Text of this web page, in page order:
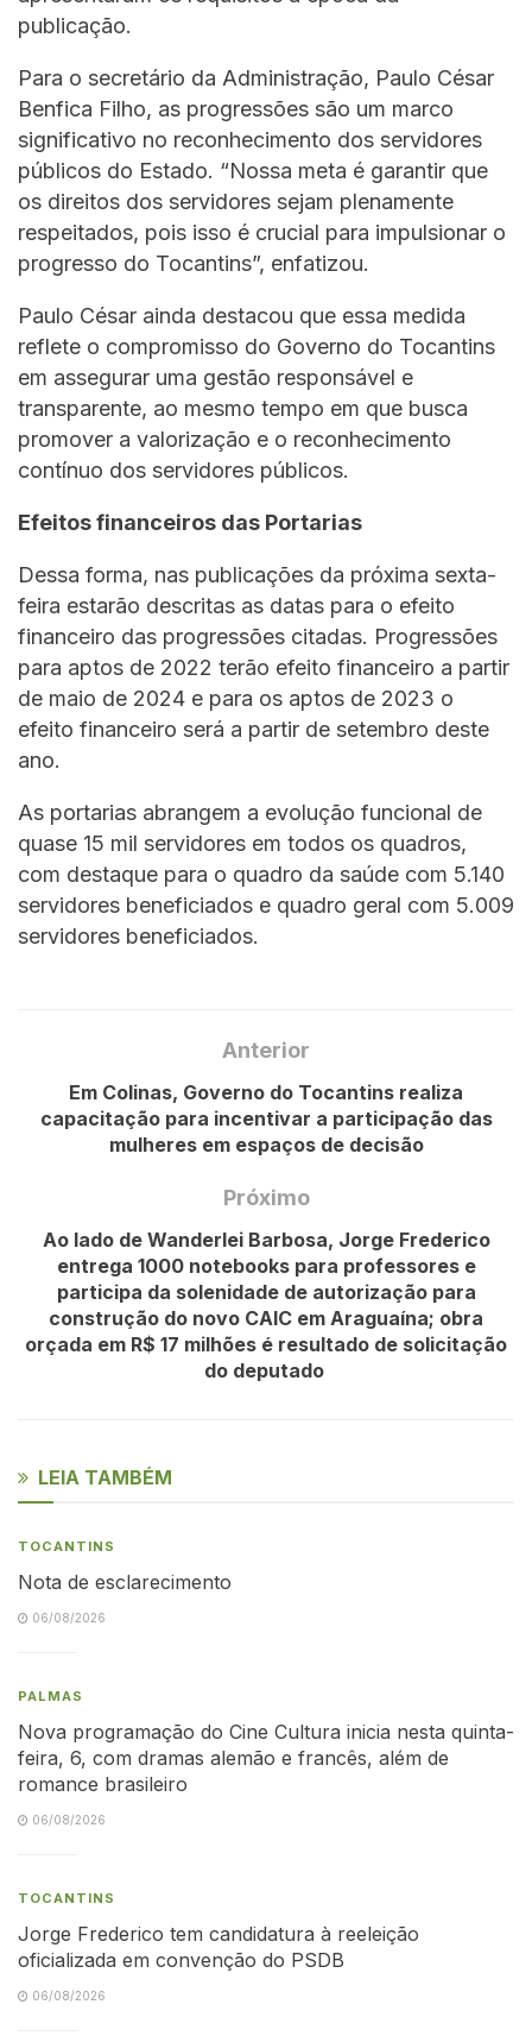
publicação.
Para o secretário da Administração, Paulo César
Benfica Filho, as progressões são um marco
significativo no reconhecimento dos servidores
públicos do Estado. “Nossa meta é garantir que
os direitos dos servidores sejam plenamente
respeitados, pois isso é crucial para impulsionar o
progresso do Tocantins”, enfatizou.
Paulo César ainda destacou que essa medida
reflete o compromisso do Governo do Tocantins
em assegurar uma gestão responsável e
transparente, ao mesmo tempo em que busca
promover a valorização e o reconhecimento
contínuo dos servidores públicos.
Efeitos financeiros das Portarias
Dessa forma, nas publicações da próxima sexta-
feira estarão descritas as datas para o efeito
financeiro das progressões citadas. Progressões
para aptos de 2022 terão efeito financeiro a partir
de maio de 2024 e para os aptos de 2023 o
efeito financeiro será a partir de setembro deste
ano.
As portarias abrangem a evolução funcional de
quase 15 mil servidores em todos os quadros,
com destaque para o quadro da saúde com 5.140
servidores beneficiados e quadro geral com 5.009
servidores beneficiados.
Anterior
Em Colinas, Governo do Tocantins realiza
capacitação para incentivar a participação das
mulheres em espaços de decisão
Próximo
Ao lado de Wanderlei Barbosa, Jorge Frederico
entrega 1000 notebooks para professores e
participa da solenidade de autorização para
construção do novo CAIC em Araguaína; obra
orçada em R$ 17 milhões é resultado de solicitação
do deputado
LEIA TAMBÉM
TOCANTINS
Nota de esclarecimento
06/08/2026
PALMAS
Nova programação do Cine Cultura inicia nesta quinta-
feira, 6, com dramas alemão e francês, além de
romance brasileiro
06/08/2026
TOCANTINS
Jorge Frederico tem candidatura à reeleição
oficializada em convenção do PSDB
06/08/2026